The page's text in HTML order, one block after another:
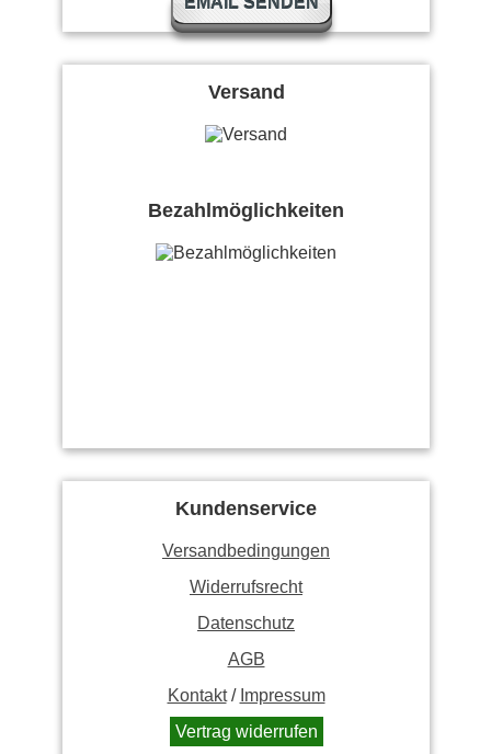
Versand
Bezahlmöglichkeiten
Kundenservice
Versandbedingungen
Widerrufsrecht
Datenschutz
AGB
Kontakt/ Impressum
Vertrag widerrufen